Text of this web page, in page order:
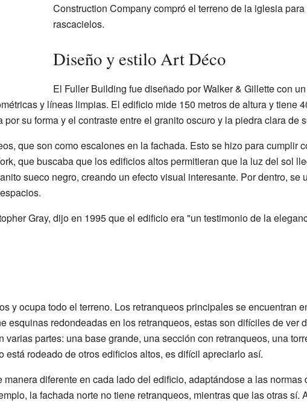
Construction Company compró el terreno de la iglesia
rascacielos.
Diseño y estilo Art Déco
El Fuller Building fue diseñado por Walker & Gillette con
y líneas limpias. El edificio mide 150 metros de altura y tiene
su forma y el contraste entre el granito oscuro y la piedra clara de
que son como escalones en la fachada. Esto se hizo para cumplir
que buscaba que los edificios altos permitieran que la luz del sol
sueco negro, creando un efecto visual interesante. Por dentro, se
Gray, dijo en 1995 que el edificio era "un testimonio de la
y ocupa todo el terreno. Los retranqueos principales se encuentran
esquinas redondeadas en los retranqueos, estas son difíciles de ver
varias partes: una base grande, una sección con retranqueos, una
está rodeado de otros edificios altos, es difícil apreciarlo así.
diferente en cada lado del edificio, adaptándose a las normas
la fachada norte no tiene retranqueos, mientras que las otras sí.